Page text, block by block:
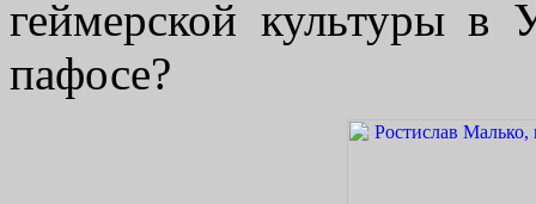
геймерской культуры в
пафосе?